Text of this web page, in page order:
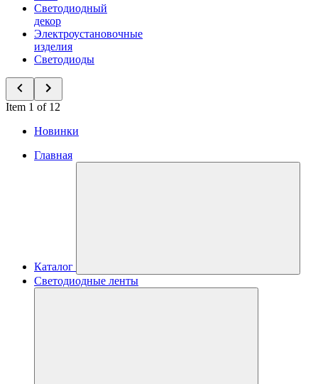
Светодиодный
декор
Электроустановочные
изделия
Светодиоды
Item 1 of 12
Новинки
Главная
Каталог
Светодиодные ленты